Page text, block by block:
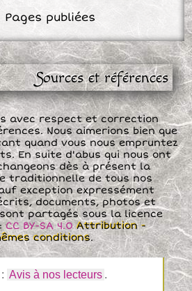
Sources et références
avec respect et correction
Nous aimerions bien que
quand vous nous empruntez
En suite d'abus qui nous ont
dès à présent la
traditionnelle de tous nos
exception expressément
documents, photos et
partagés sous la licence
:CC BY-SA 4.0Attribution -
conditions.
Avis à nos lecteurs .